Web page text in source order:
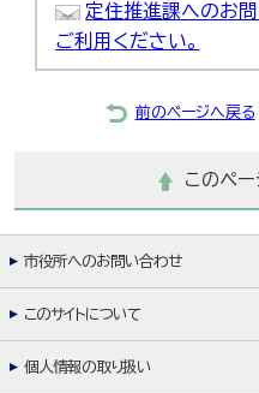
定住推進課へのお
ご利用ください。
前のページへ戻る
このペ
市役所へのお問い合わせ
このサイトについて
個人情報の取り扱い